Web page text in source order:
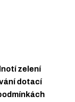
zelení
dotací